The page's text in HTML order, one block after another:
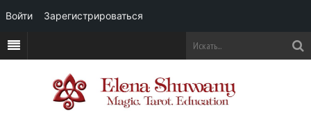
Войти Зарегистрироваться